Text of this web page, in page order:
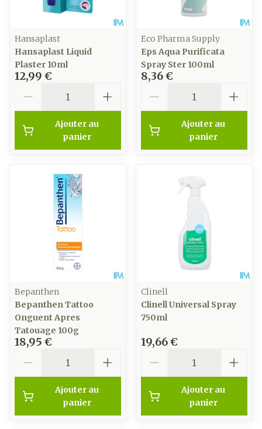
Hansaplast
Hansaplast Liquid
Plaster 10ml
12,99 €
Ajouter au
panier
Eco Pharma Supply
Eps Aqua Purificata
Spray Ster 100ml
8,36 €
Ajouter au
panier
Bepanthen
Bepanthen Tattoo
Onguent Apres
Tatouage 100g
18,95 €
Ajouter au
panier
Clinell
Clinell Universal Spray
750ml
19,66 €
Ajouter au
panier